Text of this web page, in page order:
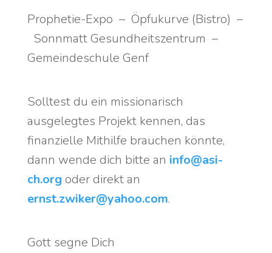
Prophetie-Expo – Öpfukurve (Bistro) –
Sonnmatt Gesundheitszentrum –
Gemeindeschule Genf
Solltest du ein missionarisch
ausgelegtes Projekt kennen, das
finanzielle Mithilfe brauchen könnte,
dann wende dich bitte an info@asi-
ch.org oder direkt an
ernst.zwiker@yahoo.com.
Gott segne Dich